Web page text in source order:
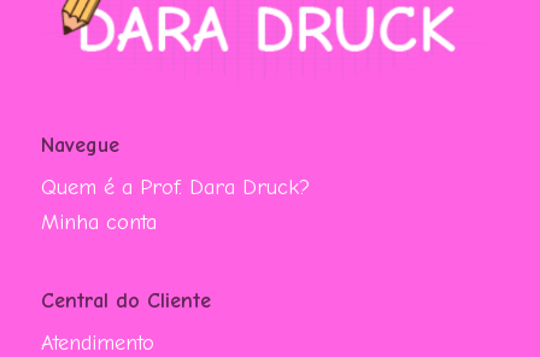
Navegue
Quem é a Prof. Dara Druck?
Minha conta
Central do Cliente
Atendimento